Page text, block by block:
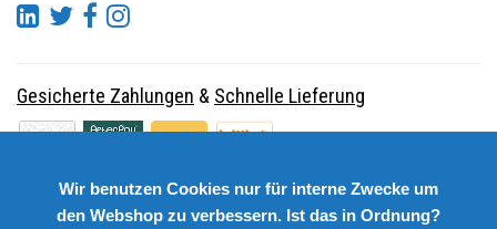
Gesicherte Zahlungen & Schnelle Lieferung
Wir benutzen Cookies nur für interne Zwecke um
den Webshop zu verbessern. Ist das in Ordnung?